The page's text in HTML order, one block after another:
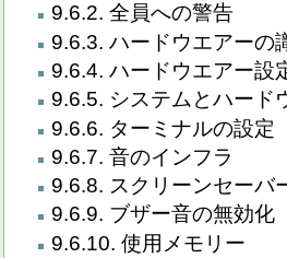
9.6.2. 全員への警告
9.6.3. ハードウエアーの
9.6.4. ハードウエアー設
9.6.5. システムとハード
9.6.6. ターミナルの設定
9.6.7. 音のインフラ
9.6.8. スクリーンセーバ
9.6.9. ブザー音の無効化
9.6.10. 使用メモリー